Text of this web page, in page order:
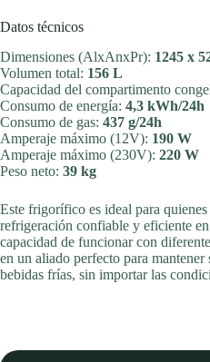
Datos técnicos
Dimensiones (AlxAnxPr): 1245 x
Volumen total: 156 L
Capacidad del compartimento
Consumo de energía: 4,3 kWh/24h
Consumo de gas: 437 g/24h
Amperaje máximo (12V): 190 W
Amperaje máximo (230V): 220 W
Peso neto: 39 kg
Este frigorífico es ideal para
refrigeración confiable y eficiente
capacidad de funcionar con
en un aliado perfecto para mantener
bebidas frías, sin importar las